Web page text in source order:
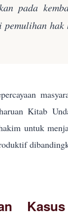
pada
Kitab
untuk